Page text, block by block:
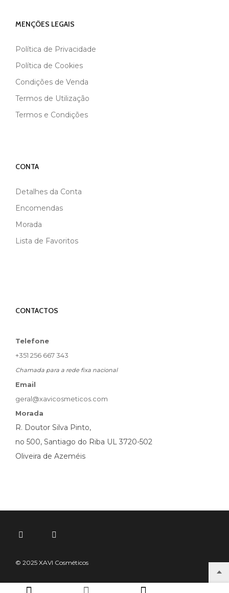
MENÇÕES LEGAIS
Política de Privacidade
Política de Cookies
Condições de Venda
Termos de Utilização
Termos e Condições
CONTA
Detalhes da Conta
Encomendas
Morada
Lista de Favoritos
CONTACTOS
Telefone
+351 256 667 343
Chamada para a rede fixa nacional
Email
geral@xavicosmeticos.com
Morada
R. Doutor Silva Pinto,
no 500, Santiago do Riba UL 3720-502
Oliveira de Azeméis
© 2025 XAVI Cosméticos